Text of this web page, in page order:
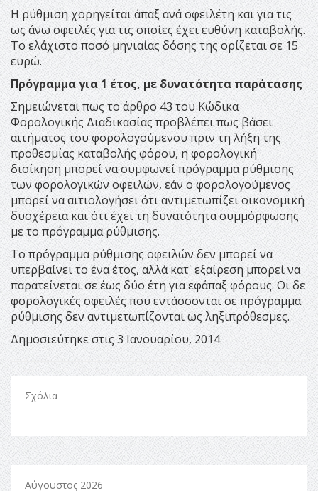
Η ρύθμιση χορηγείται άπαξ ανά οφειλέτη και για τις
ως άνω οφειλές για τις οποίες έχει ευθύνη καταβολής.
Το ελάχιστο ποσό μηνιαίας δόσης της ορίζεται σε 15
ευρώ.
Πρόγραμμα για 1 έτος, με δυνατότητα παράτασης
Σημειώνεται πως το άρθρο 43 του Κώδικα
Φορολογικής Διαδικασίας προβλέπει πως βάσει
αιτήματος του φορολογούμενου πριν τη λήξη της
προθεσμίας καταβολής φόρου, η φορολογική
διοίκηση μπορεί να συμφωνεί πρόγραμμα ρύθμισης
των φορολογικών οφειλών, εάν ο φορολογούμενος
μπορεί να αιτιολογήσει ότι αντιμετωπίζει οικονομική
δυσχέρεια και ότι έχει τη δυνατότητα συμμόρφωσης
με το πρόγραμμα ρύθμισης.
Το πρόγραμμα ρύθμισης οφειλών δεν μπορεί να
υπερβαίνει το ένα έτος, αλλά κατ' εξαίρεση μπορεί να
παρατείνεται σε έως δύο έτη για εφάπαξ φόρους. Οι δε
φορολογικές οφειλές που εντάσσονται σε πρόγραμμα
ρύθμισης δεν αντιμετωπίζονται ως ληξιπρόθεσμες.
Δημοσιεύτηκε στις 3 Ιανουαρίου, 2014
Σχόλια
Αύγουστος 2026